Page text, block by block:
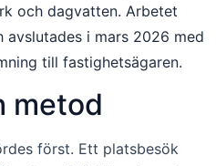
och dagvatten. Arbetet
i mars 2026 med
till fastighetsägaren.
metod
först. Ett platsbesök